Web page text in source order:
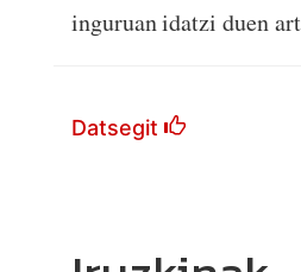
inguruan idatzi duen
Datsegit